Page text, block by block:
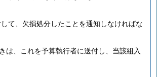
て、欠損処分したことを通知しなければな
は、これを予算執行者に送付し、当該組入